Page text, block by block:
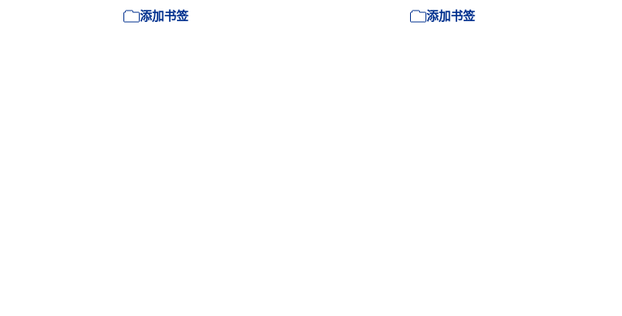
添加书签 添加书签